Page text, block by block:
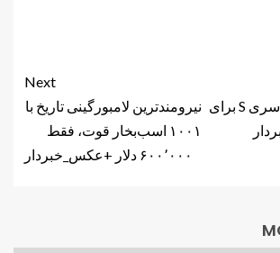
انتخاب سری A یا سری S برای
Next
نیرومندترین لامبورگینی تاریخ با
۱۰۰۱ اسب‌بخار قوت، فقط
۶۰۰٬۰۰۰ دلار +عکس_خبردار